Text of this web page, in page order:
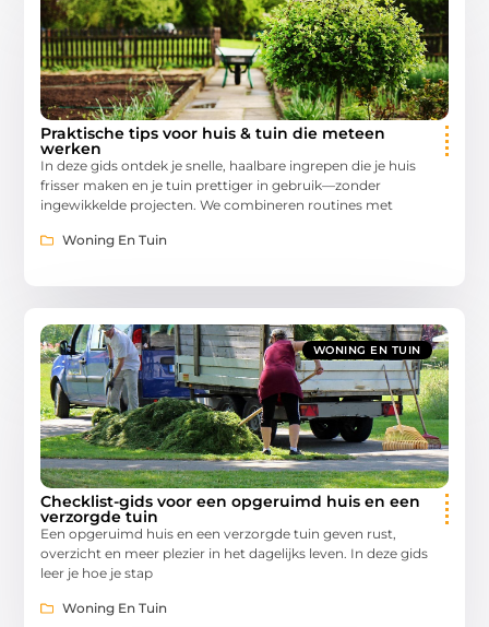
Praktische tips voor huis & tuin die meteen
werken
In deze gids ontdek je snelle, haalbare ingrepen die je huis
frisser maken en je tuin prettiger in gebruik—zonder
ingewikkelde projecten. We combineren routines met
Woning En Tuin
WONING EN TUIN
Checklist-gids voor een opgeruimd huis en een
verzorgde tuin
Een opgeruimd huis en een verzorgde tuin geven rust,
overzicht en meer plezier in het dagelijks leven. In deze gids
leer je hoe je stap
Woning En Tuin